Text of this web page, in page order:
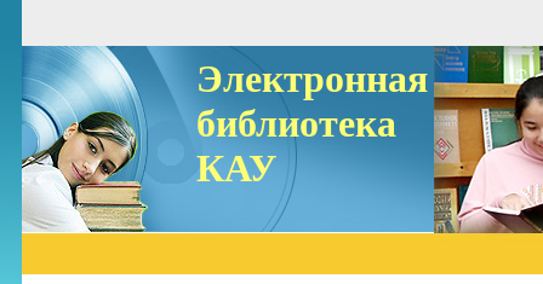
Электронная
библиотека
КАУ